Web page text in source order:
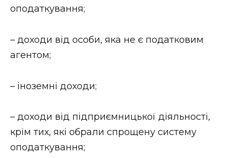
оподаткування;
– доходи від особи, яка не є податковим
агентом;
– іноземні доходи;
– доходи від підприємницької діяльності,
крім тих, які обрали спрощену систему
оподаткування;